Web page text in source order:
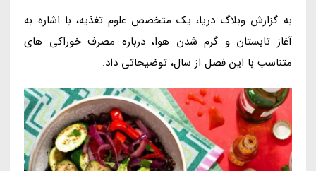
به گزارش وبلاگ دریا، یک متخصص علوم تغذیه، با اشاره به
آغاز تابستان و گرم شدن هوا، درباره مصرف خوراکی های
متناسب با این فصل از سال، توضیحاتی داد.